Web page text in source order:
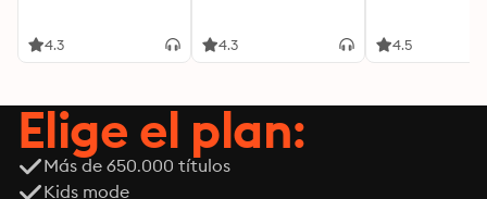
4.3 4.3 4.5
Elige el plan:
Más de 650.000 títulos
Kids mode